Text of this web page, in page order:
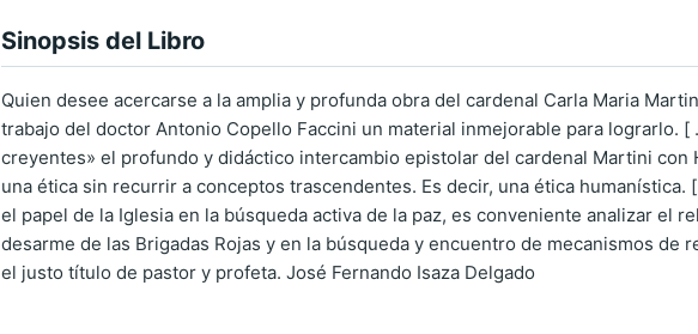
Sinopsis del Libro
Quien desee acercarse a la amplia y profunda obra del cardenal Carla Maria
trabajo del doctor Antonio Copello Faccini un material inmejorable para lograrlo.
creyentes» el profundo y didáctico intercambio epistolar del cardenal Martini
una ética sin recurrir a conceptos trascendentes. Es decir, una ética humanística.
el papel de la Iglesia en la búsqueda activa de la paz, es conveniente analizar el
desarme de las Brigadas Rojas y en la búsqueda y encuentro de mecanismos de
el justo título de pastor y profeta. José Fernando Isaza Delgado